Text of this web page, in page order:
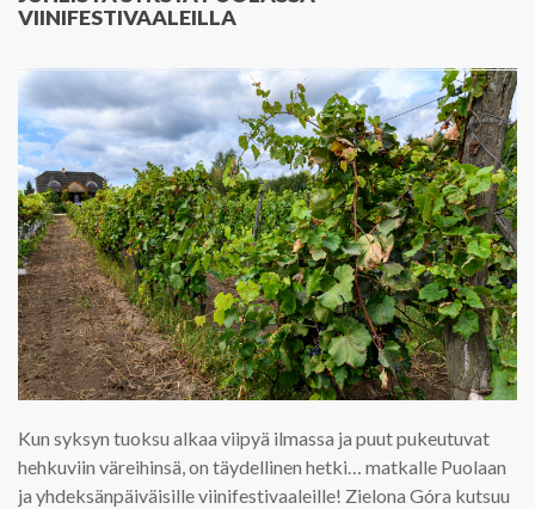
VIINIFESTIVAALEILLA
Kun syksyn tuoksu alkaa viipyä ilmassa ja puut pukeutuvat
hehkuviin väreihinsä, on täydellinen hetki… matkalle Puolaan
ja yhdeksänpäiväisille viinifestivaaleille! Zielona Góra kutsuu